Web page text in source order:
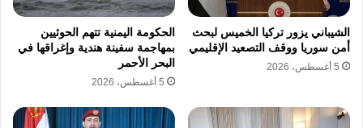
كما أعلن ترامب، منتصف يناير الماضي، بدء
المرحلة الثانية ضمن خطته المعتمدة بقرار مجلس
الأمن الدولي رقم 2803 الصادر في 17 نوفمبر
2025، وهي المرحلة التي تتضمن انسحابًا أوسع
الشيباني يزور تركيا الخميس لبحث
أمن سوريا ووقف التصعيد الإقليمي
5 أغسطس، 2026
الحكومة اليمنية تتهم الحوثيين
بمهاجمة سفينة هندية وإغراقها في
البحر الأحمر
5 أغسطس، 2026